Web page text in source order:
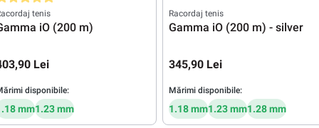
medie de 5 din 5 stele
tenis
iO (200 m)
Lei
disponibile:
mm1.23 mm
Racordaj tenis
Gamma iO (200 m) - silver
345,90 Lei
Mărimi disponibile:
1.18 mm1.23 mm1.28 mm